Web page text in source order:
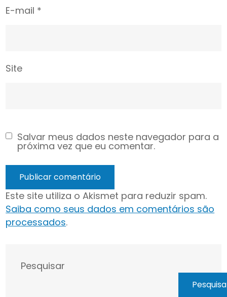
E-mail *
Site
Salvar meus dados neste navegador para a
próxima vez que eu comentar.
Este site utiliza o Akismet para reduzir spam.
Saiba como seus dados em comentários são
processados.
Pesquisar